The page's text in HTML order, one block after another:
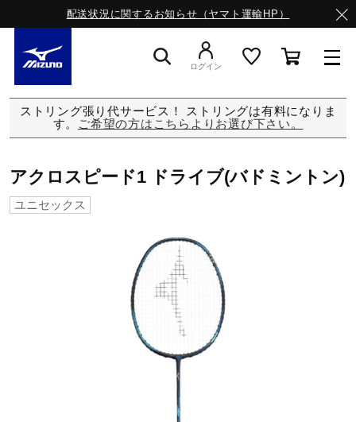
配送状況に関するお知らせ（ヤマト運輸HP）
スニーカー
ライフスタイルウエア
サッカー／フットサル
トレーニング
ログイン
ストリング張り代サービス！ ストリングは有料になりま
す。
ご希望の方はこちらよりお選び下さい。
アクロスピード1 ドライブ(バドミントン)
ユニセックス